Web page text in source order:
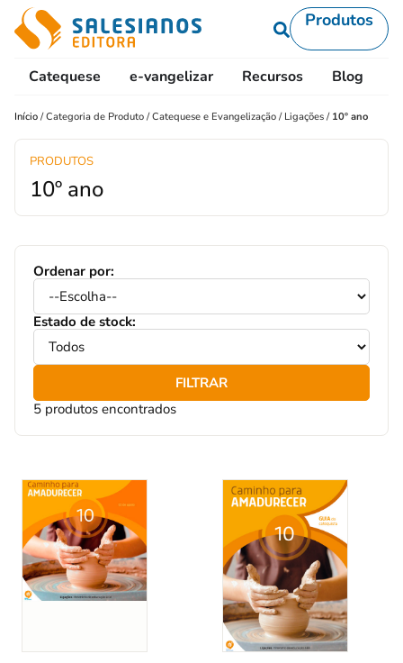
Produtos
Catequese e-vangelizar Recursos Blog
Início /Categoria de Produto /Catequese e Evangelização / Ligações / 10º ano
PRODUTOS
10º ano
Ordenar por:
Estado de stock:
FILTRAR
5 produtos encontrados